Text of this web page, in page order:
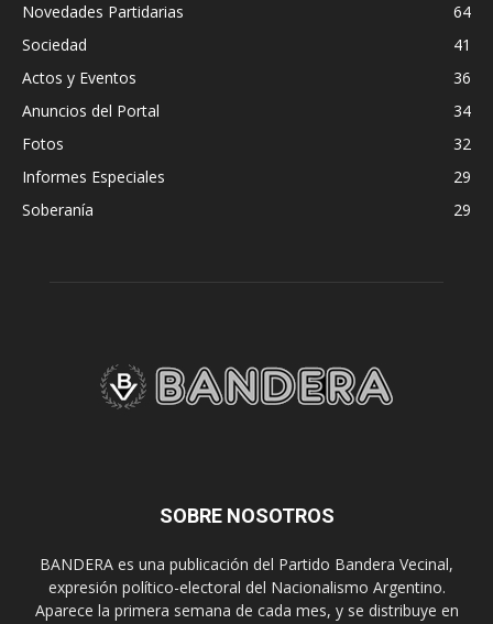
Novedades Partidarias
64
Sociedad
41
Actos y Eventos
36
Anuncios del Portal
34
Fotos
32
Informes Especiales
29
Soberanía
29
SOBRE NOSOTROS
BANDERA es una publicación del Partido Bandera Vecinal,
expresión político-electoral del Nacionalismo Argentino.
Aparece la primera semana de cada mes, y se distribuye en